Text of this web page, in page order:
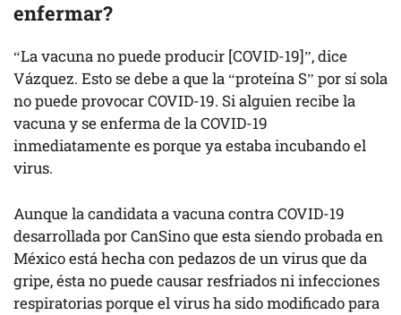
enfermar?
“La vacuna no puede producir [COVID-19]”, dice
Vázquez. Esto se debe a que la “proteína S” por sí sola
no puede provocar COVID-19. Si alguien recibe la
vacuna y se enferma de la COVID-19
inmediatamente es porque ya estaba incubando el
virus.
Aunque la candidata a vacuna contra COVID-19
desarrollada por CanSino que esta siendo probada en
México está hecha con pedazos de un virus que da
gripe, ésta no puede causar resfriados ni infecciones
respiratorias porque el virus ha sido modificado para